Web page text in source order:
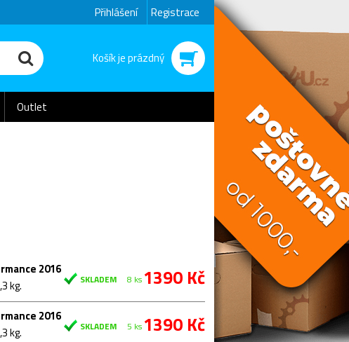
Přihlášení Registrace
Košík je prázdný
Outlet
2016
kg.
SKLADEM 8 ks 1390 Kč
2016
kg.
SKLADEM 5 ks 1390 Kč